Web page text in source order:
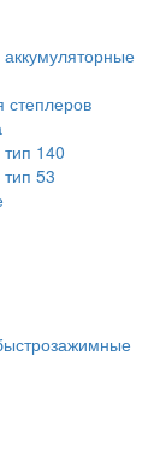
140
53